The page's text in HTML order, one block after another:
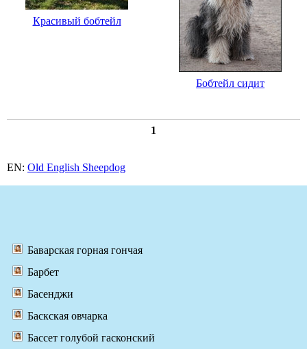
Красивый бобтейл
Бобтейл сидит
1
EN: Old English Sheepdog
Баварская горная гончая
Барбет
Басенджи
Баскская овчарка
Бассет голубой гасконский